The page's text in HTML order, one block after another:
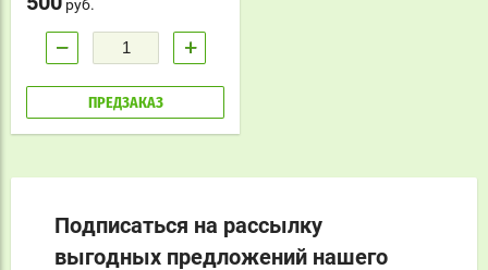
руб.
− +
ПРЕДЗАКАЗ
Подписаться на рассылку
выгодных предложений нашего